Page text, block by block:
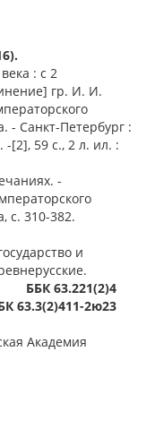
: с 2
гр. И. И.
- Санкт-Петербург :
[2], 59 с., 2 л. ил. :
-
с. 310-382.
и
ББК 63.221(2)4
63.3(2)411-2ю23
Академия